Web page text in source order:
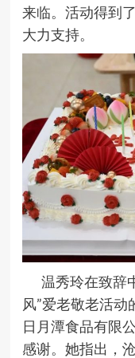
来临。活动得到
大力支持。
温秀玲在致辞
风”爱老敬老活
日月潭食品有限
感谢。她指出，